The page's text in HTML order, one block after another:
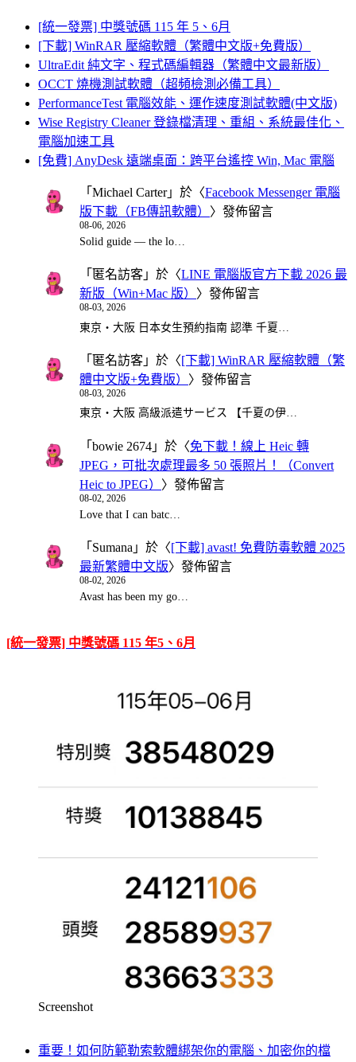
[統一發票] 中獎號碼 115 年 5、6月
[下載] WinRAR 壓縮軟體（繁體中文版+免費版）
UltraEdit 純文字、程式碼編輯器（繁體中文最新版）
OCCT 燒機測試軟體（超頻檢測必備工具）
PerformanceTest 電腦效能、運作速度測試軟體(中文版)
Wise Registry Cleaner 登錄檔清理、重組、系統最佳化、
電腦加速工具
[免費] AnyDesk 遠端桌面：跨平台遙控 Win, Mac 電腦
「 Michael Carter」於〈Facebook Messenger 電腦
版下載（FB傳訊軟體） 〉發佈留言
08-06, 2026
Solid guide — the lo…
「 匿名訪客 」於〈LINE 電腦版官方下載 2026 最
新版（Win+Mac 版）
〉發佈留言
08-03, 2026
東京・大阪 日本女生預約指南 認準 千夏…
「 匿名訪客 」於〈[下載] WinRAR 壓縮軟體（繁
體中文版+免費版） 〉發佈留言
08-03, 2026
東京・大阪 高級派遣サービス 【千夏の伊…
「 bowie 2674 」於〈免下載！線上 Heic 轉
JPEG，可批次處理最多 50 張照片！（Convert
Heic to JPEG） 〉發佈留言
08-02, 2026
Love that I can batc…
「 Sumana 」於〈[下載] avast! 免費防毒軟體 2025
最新繁體中文版〉發佈留言
08-02, 2026
Avast has been my go…
[統一發票] 中獎號碼 115 年5、6月
Screenshot
重要！如何防範勒索軟體綁架你的電腦、加密你的檔